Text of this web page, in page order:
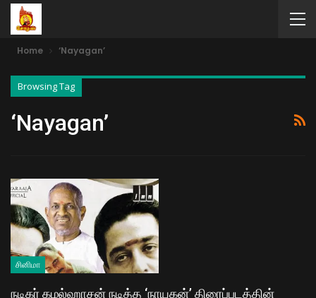
Home ‘Nayagan’
Browsing Tag
‘Nayagan’
சினிமா
நடிகர் கமல்ஹாசன் நடித்த ‘நாயகன்’ திரைப்படத்தின்